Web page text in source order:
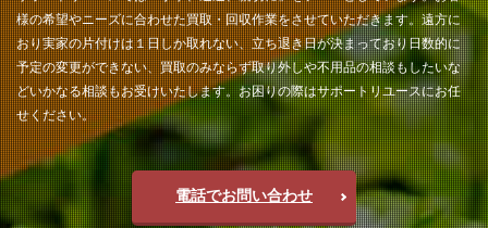
様の希望やニーズに合わせた買取・回収作業をさせていただきます。遠方に
おり実家の片付けは１日しか取れない、立ち退き日が決まっており日数的に
予定の変更ができない、買取のみならず取り外しや不用品の相談もしたいな
どいかなる相談もお受けいたします。お困りの際はサポートリユースにお任
せください。
電話でお問い合わせ